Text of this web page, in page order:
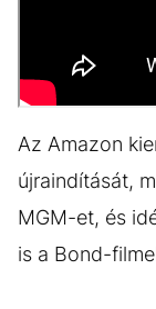
Az Amazon
újraindítását,
MGM-et, és
is a Bond-